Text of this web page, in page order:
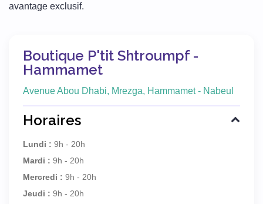
avantage exclusif.
Boutique P'tit Shtroumpf -
Hammamet
Avenue Abou Dhabi, Mrezga, Hammamet - Nabeul
Horaires
Lundi : 9h - 20h
Mardi : 9h - 20h
Mercredi : 9h - 20h
Jeudi : 9h - 20h